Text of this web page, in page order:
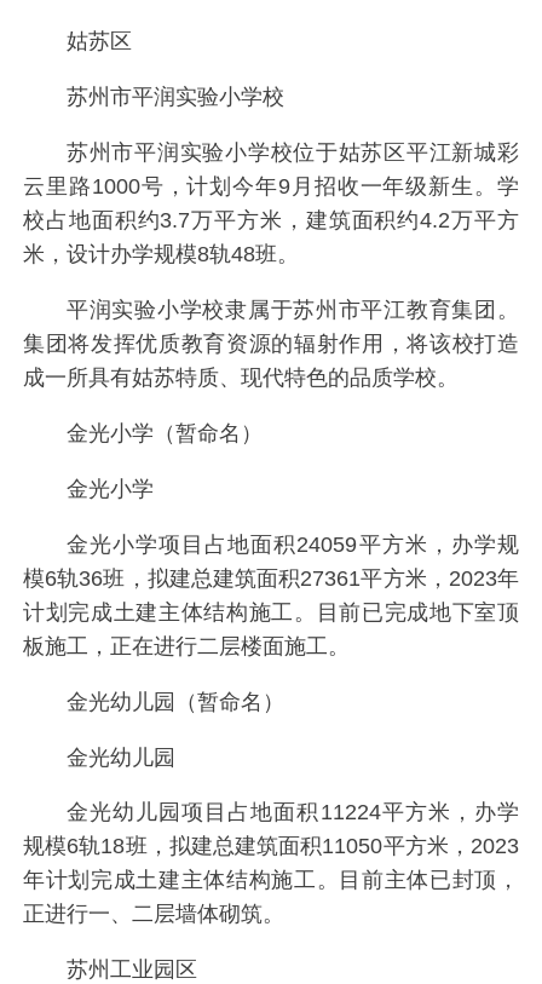
姑苏区
苏州市平润实验小学校
苏州市平润实验小学校位于姑苏区平江新城彩
云里路1000号，计划今年9月招收一年级新生。学
校占地面积约3.7万平方米，建筑面积约4.2万平方
米，设计办学规模8轨48班。
平润实验小学校隶属于苏州市平江教育集团。
集团将发挥优质教育资源的辐射作用，将该校打造
成一所具有姑苏特质、现代特色的品质学校。
金光小学（暂命名）
金光小学
金光小学项目占地面积24059平方米，办学规
模6轨36班，拟建总建筑面积27361平方米，2023年
计划完成土建主体结构施工。目前已完成地下室顶
板施工，正在进行二层楼面施工。
金光幼儿园（暂命名）
金光幼儿园
金光幼儿园项目占地面积11224平方米，办学
规模6轨18班，拟建总建筑面积11050平方米，2023
年计划完成土建主体结构施工。目前主体已封顶，
正进行一、二层墙体砌筑。
苏州工业园区